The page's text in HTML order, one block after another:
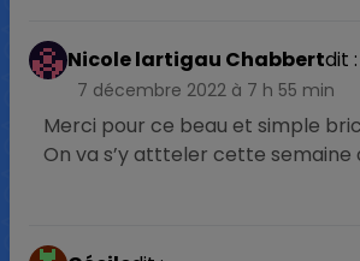
Nicole lartigau Chabbertdit :
7 décembre 2022 à 7 h 55 min
Merci pour ce beau et simple
On va s’y attteler cette semaine